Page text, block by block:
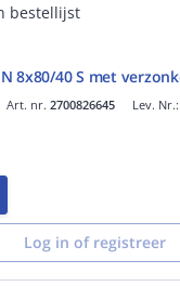
bestellijst
8x80/40 S met
Art. nr. 2700826645 Lev. Nr.:
Log in of registreer